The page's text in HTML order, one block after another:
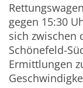
gegen 15:30
sich zwischen
Schönefeld-
Ermittlungen